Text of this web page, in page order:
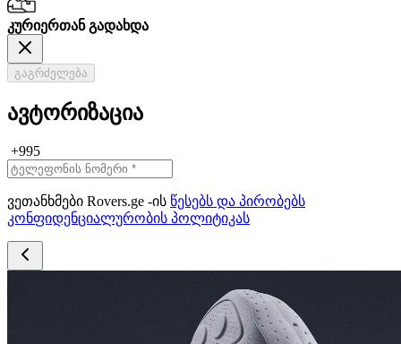
კურიერთან გადახდა
გაგრძელება
ავტორიზაცია
+995
ვეთანხმები Rovers.ge -ის წესებს და პირობებს
კონფიდენციალურობის პოლიტიკას